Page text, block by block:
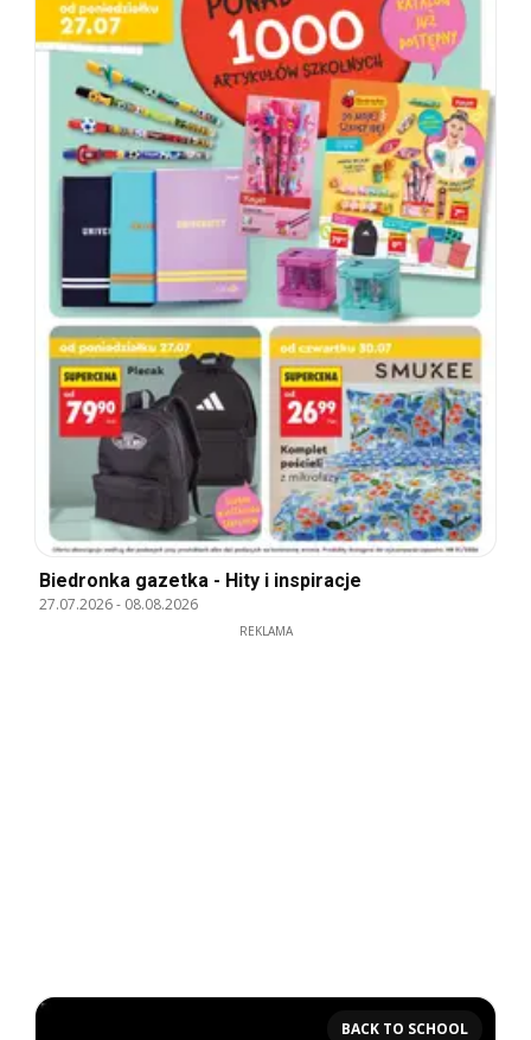
Biedronka gazetka - Hity i inspiracje
27.07.2026- 08.08.2026
REKLAMA
BACK TO SCHOOL